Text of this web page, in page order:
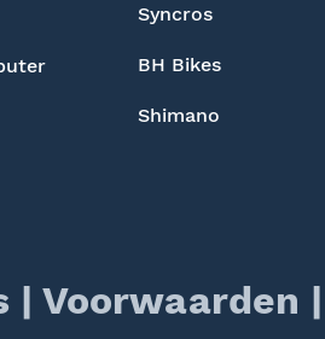
Syncros
BH Bikes
Shimano
| Voorwaarden |